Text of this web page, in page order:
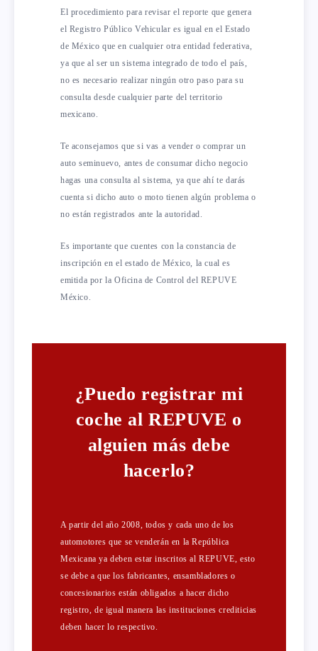
El procedimiento para revisar el reporte que genera
el Registro Público Vehicular es igual en el Estado
de México que en cualquier otra entidad federativa,
ya que al ser un sistema integrado de todo el país,
no es necesario realizar ningún otro paso para su
consulta desde cualquier parte del territorio
mexicano.
Te aconsejamos que si vas a vender o comprar un
auto seminuevo, antes de consumar dicho negocio
hagas una consulta al sistema, ya que ahí te darás
cuenta si dicho auto o moto tienen algún problema o
no están registrados ante la autoridad.
Es importante que cuentes con la constancia de
inscripción en el estado de México, la cual es
emitida por la Oficina de Control del REPUVE
México.
¿Puedo registrar mi
coche al REPUVE o
alguien más debe
hacerlo?
A partir del año 2008, todos y cada uno de los
automotores que se venderán en la República
Mexicana ya deben estar inscritos al REPUVE, esto
se debe a que los fabricantes, ensambladores o
concesionarios están obligados a hacer dicho
registro, de igual manera las instituciones crediticias
deben hacer lo respectivo.